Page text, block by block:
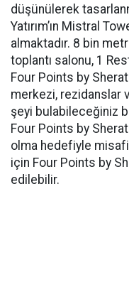
düşünülerek
Yatırım’ın Mistral
almaktadır. 8 bin
toplantı salonu, 1
Four Points by
merkezi, rezidanslar
şeyi bulabileceğiniz
Four Points by
olma hedefiyle
için Four Points by
edilebilir.